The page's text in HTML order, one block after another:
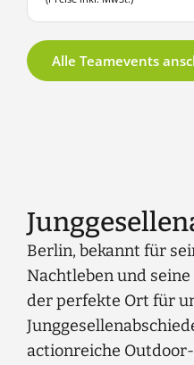
Alle Teamevents
Berlin, bekannt für
Nachtleben und
der perfekte Ort für
actionreiche